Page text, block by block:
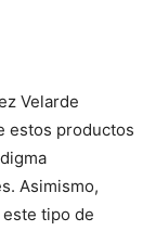
Velarde
estos productos
Asimismo,
tipo de